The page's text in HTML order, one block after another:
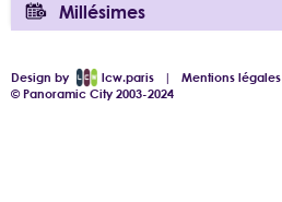
Millésimes
Design by lcw.paris |Mentions légales
© Panoramic City 2003-2024